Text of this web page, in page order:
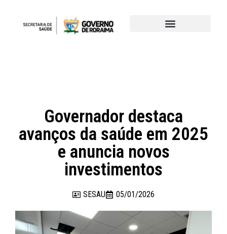
Governador destaca
avanços da saúde em 2025
e anuncia novos
investimentos
SESAU 05/01/2026